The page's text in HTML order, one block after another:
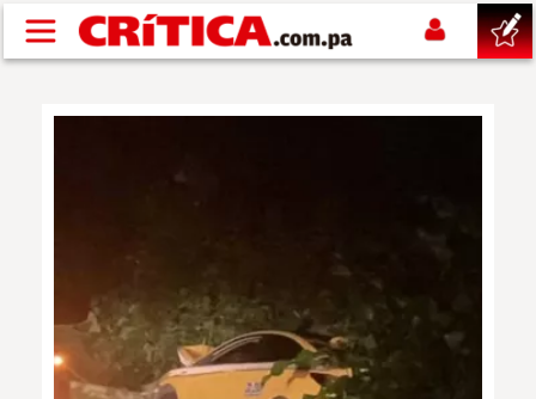
Pasar al contenido principal
POLÍTICA
SHOW